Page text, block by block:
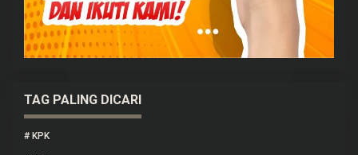
TAG PALING DICARI
# KPK